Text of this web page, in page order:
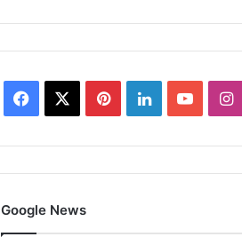
Facebook PinterestLinkedIn
Google News